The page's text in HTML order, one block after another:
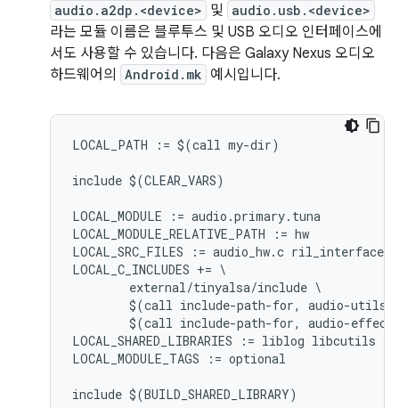
audio.a2dp.<device> 및 audio.usb.<device>
라는 모듈 이름은 블루투스 및 USB 오디오 인터페이스에
서도 사용할 수 있습니다. 다음은 Galaxy Nexus 오디오
하드웨어의
Android.mk 예시입니다.
LOCAL_PATH := $(call my-dir)
include $(CLEAR_VARS)
LOCAL_MODULE := audio.primary.tuna
LOCAL_MODULE_RELATIVE_PATH := hw
LOCAL_SRC_FILES := audio_hw.c ril_interface.c
LOCAL_C_INCLUDES += \
        external/tinyalsa/include \
$(call include-path-for, audio-utils)
$(call include-path-for, audio-
LOCAL_SHARED_LIBRARIES := liblog
LOCAL_MODULE_TAGS := optional